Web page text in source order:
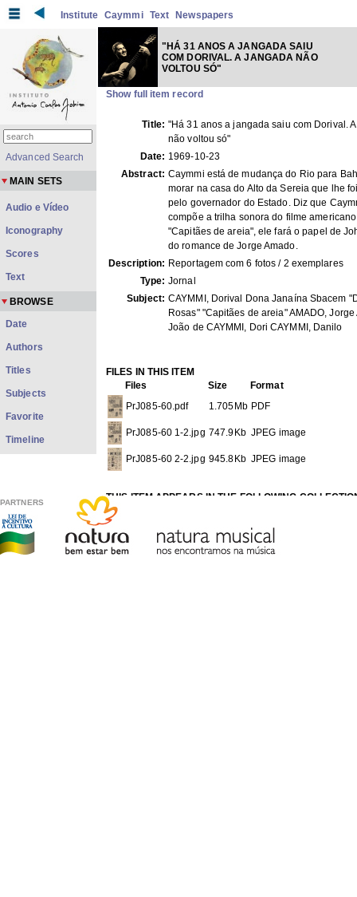
Institute Caymmi Text Newspapers
"HÁ 31 ANOS A JANGADA SAIU
COM DORIVAL. A JANGADA NÃO
VOLTOU SÓ"
Show full item record
Title: "Há 31 anos a jangada saiu com Dorival.
não voltou só"
Date: 1969-10-23
Abstract: Caymmi está de mudança do Rio para
morar na casa do Alto da Sereia que lhe
pelo governador do Estado. Diz que
compõe a trilha sonora do filme americano
"Capitães de areia", ele fará o papel de
do romance de Jorge Amado.
Description: Reportagem com 6 fotos / 2 exemplares
Type: Jornal
Subject: CAYMMI, Dorival Dona Janaína Sbacem
Rosas" "Capitães de areia" AMADO, Jorge
João de CAYMMI, Dori CAYMMI, Danilo
FILES IN THIS ITEM
Files
Size
Format
PrJ085-60.pdf
1.705Mb PDF
PrJ085-60 1-2.jpg 747.9Kb JPEG image
PrJ085-60 2-2.jpg 945.8Kb JPEG image
THIS ITEM APPEARS IN THE FOLLOWING
Newspapers
Show full item record
Advanced Search
MAIN SETS
Audio e Vídeo
Iconography
Scores
Text
BROWSE
Date
Authors
Titles
Subjects
Favorite
Timeline
PARTNERS